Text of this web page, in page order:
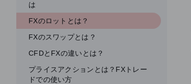
は
FXのロットとは？
FXのスワップとは？
CFDとFXの違いとは？
プライスアクションとは？FXトレー
ドでの使い方